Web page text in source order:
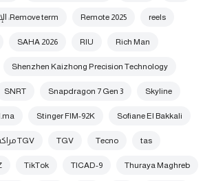
reels
Remote 2025 Remove term: الإعلام المغربي
Rich Man
RIU
SAHA 2026
Shenzhen Kaizhong Precision Technology
Skyline
Snapdragon 7 Gen 3
SNRT
Sofiane El Bakkali
Stinger FIM-92K
tas
Tecno
TGV TGV مراكش أكادير
Thuraya Maghreb
TICAD-9
TikTok